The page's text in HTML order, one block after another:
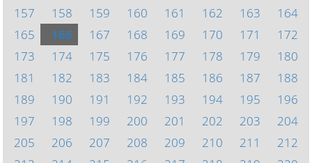
157
158 159 160 161 162 163
164
165
166 167 168 169 170 171
172
173
174 175 176 177 178 179
180
181
182 183 184 185 186 187
188
189
190 191 192 193 194 195
196
197
198 199 200 201 202 203
204
205
206 207 208 209 210 211
212